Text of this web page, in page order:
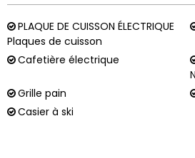
PLAQUE DE CUISSON ÉLECTRIQUE
Plaques de cuisson
Cafetière électrique
Grille pain
Casier à ski